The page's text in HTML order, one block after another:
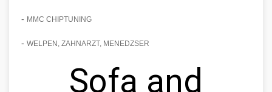
- MMC CHIPTUNING
- WELPEN, ZAHNARZT, MENEDZSER
Sofa and